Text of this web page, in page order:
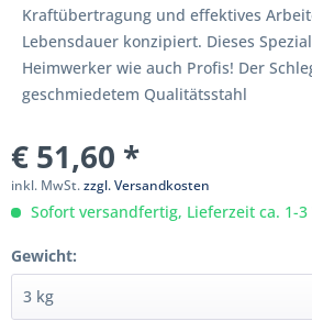
Kraftübertragung und effektives
Lebensdauer konzipiert. Dieses
Heimwerker wie auch Profis! Der
geschmiedetem Qualitätsstahl
€ 51,60 *
inkl. MwSt.zzgl. Versandkosten
Sofort versandfertig, Lieferzeit ca. 1-3
Gewicht: